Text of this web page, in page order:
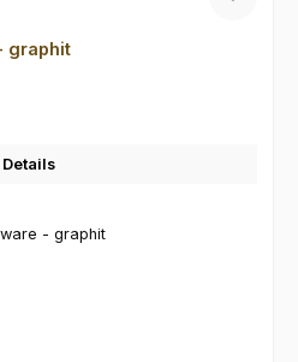
graphit
Details